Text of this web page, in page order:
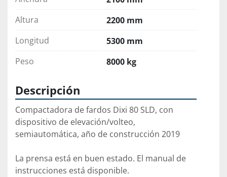
Altura
2200 mm
Longitud
5300 mm
Peso
8000 kg
Descripción
Compactadora de fardos Dixi 80 SLD, con
dispositivo de elevación/volteo,
semiautomática, año de construcción 2019
La prensa está en buen estado. El manual de
instrucciones está disponible.